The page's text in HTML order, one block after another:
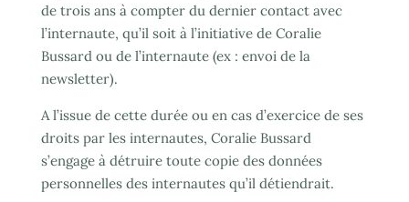
de trois ans à compter du dernier contact avec
l’internaute, qu’il soit à l’initiative de Coralie
Bussard ou de l’internaute (ex : envoi de la
newsletter).
A l’issue de cette durée ou en cas d’exercice de ses
droits par les internautes, Coralie Bussard
s’engage à détruire toute copie des données
personnelles des internautes qu’il détiendrait.